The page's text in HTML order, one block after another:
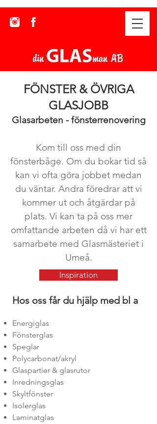
FÖNSTER & ÖVRIGA
GLASJOBB
Glasarbeten - fönsterrenovering
Kom till oss med din
fönsterbåge. Om du bokar tid så
kan vi ofta göra jobbet medan
du väntar. Andra föredrar att vi
kommer ut och åtgärdar på
plats. Vi kan ta på oss mer
omfattande arbeten då vi har ett
samarbete med Glasmästeriet i
Umeå.
Inspiration
Hos oss får du hjälp med bl a
Energiglas
Fönsterglas
Speglar
Polycarbonat/akryl
Glaspartier & glasrutor
Inredningsglas
Skyltfönster
Isolerglas
Laminatglas